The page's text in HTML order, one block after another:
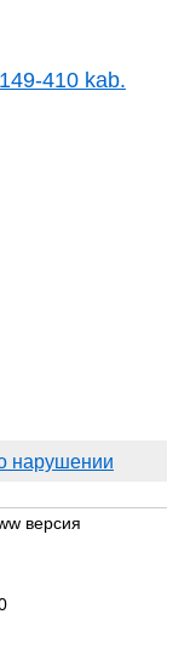
410 kab.
нарушении
версия